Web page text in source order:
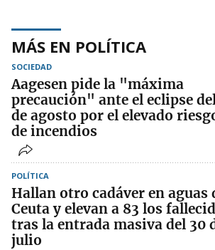
MÁS EN POLÍTICA
SOCIEDAD
Aagesen pide la "máxima
precaución" ante el eclipse
de agosto por el elevado
de incendios
POLÍTICA
Hallan otro cadáver en aguas
Ceuta y elevan a 83 los
tras la entrada masiva del 30
julio